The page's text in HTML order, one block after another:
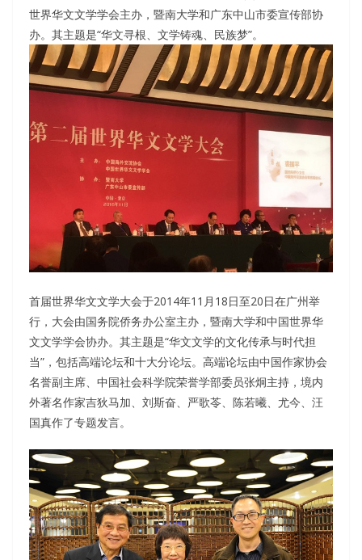
世界华文文学学会主办，暨南大学和广东中山市委宣传部协
办。其主题是“华文寻根、文学铸魂、民族梦”。
首届世界华文文学大会于2014年11月18日至20日在广州举
行，大会由国务院侨务办公室主办，暨南大学和中国世界华
文文学学会协办。其主题是“华文文学的文化传承与时代担
当”，包括高端论坛和十大分论坛。高端论坛由中国作家协会
名誉副主席、中国社会科学院荣誉学部委员张炯主持，境内
外著名作家吉狄马加、刘斯奋、严歌苓、陈若曦、尤今、汪
国真作了专题发言。